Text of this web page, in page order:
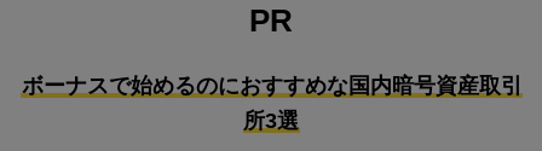
PR
ボーナスで始めるのにおすすめな国内暗号資産取引
所3選